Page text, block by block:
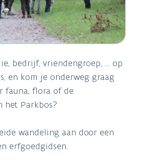
bedrijf, vriendengroep, … op
en kom je onderweg graag
fauna, flora of de
het Parkbos?
wandeling aan door een
erfgoedgidsen.